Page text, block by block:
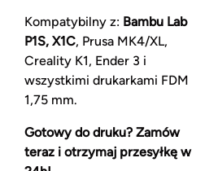
Kompatybilny z: Bambu Lab
P1S, X1C, Prusa MK4/XL,
Creality K1, Ender 3 i
wszystkimi drukarkami FDM
1,75 mm.
Gotowy do druku? Zamów
teraz i otrzymaj przesyłkę w